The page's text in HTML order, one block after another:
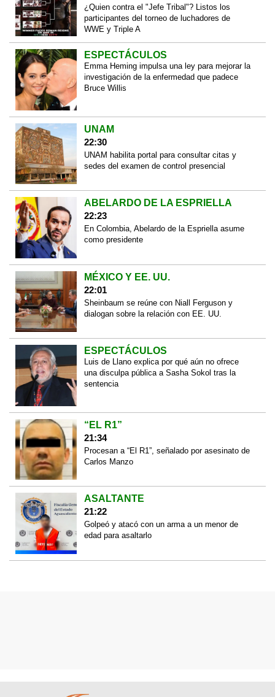
¿Quien contra el "Jefe Tribal"? Listos los
participantes del torneo de luchadores de
WWE y Triple A
ESPECTÁCULOS
Emma Heming impulsa una ley para mejorar la
investigación de la enfermedad que padece
Bruce Willis
UNAM
22:30
UNAM habilita portal para consultar citas y
sedes del examen de control presencial
ABELARDO DE LA ESPRIELLA
22:23
En Colombia, Abelardo de la Espriella asume
como presidente
MÉXICO Y EE. UU.
22:01
Sheinbaum se reúne con Niall Ferguson y
dialogan sobre la relación con EE. UU.
ESPECTÁCULOS
Luis de Llano explica por qué aún no ofrece
una disculpa pública a Sasha Sokol tras la
sentencia
“EL R1”
21:34
Procesan a “El R1”, señalado por asesinato de
Carlos Manzo
ASALTANTE
21:22
Golpeó y atacó con un arma a un menor de
edad para asaltarlo